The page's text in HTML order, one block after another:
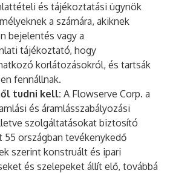
és tájékoztatási ügynök
a számára, akiknek
bejelentés vagy a
tájékoztató, hogy
korlátozásokról, és tartsák
fennállnak.
tudni kell: A Flowserve Corp. a
és áramlásszabályozási
szolgáltatásokat biztosító
55 országban tevékenykedő
szerint konstruált és ipari
és szelepeket állít elő, továbbá